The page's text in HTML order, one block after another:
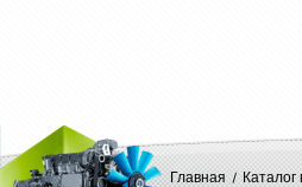
Главная Каталог